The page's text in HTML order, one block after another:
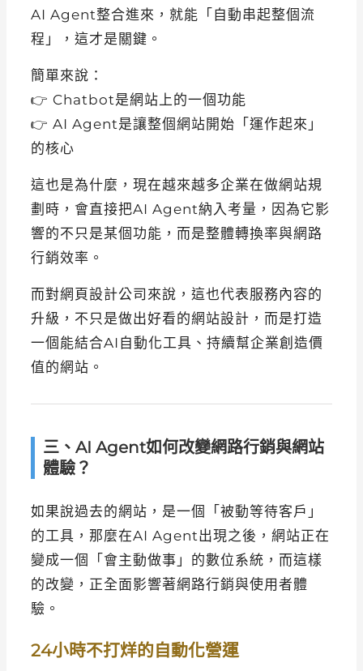
AI Agent整合進來，就能「自動串起整個流
程」，這才是關鍵。
簡單來說：
👉 Chatbot是網站上的一個功能
👉 AI Agent是讓整個網站開始「運作起來」
的核心
這也是為什麼，現在越來越多企業在做網站規
劃時，會直接把AI Agent納入考量，因為它影
響的不只是某個功能，而是整體轉換率與網路
行銷效率。
而對網頁設計公司來說，這也代表服務內容的
升級，不只是做出好看的網站設計，而是打造
一個能結合AI自動化工具、持續幫企業創造價
值的網站。
三、AI Agent如何改變網路行銷與網站
體驗？
如果說過去的網站，是一個「被動等待客戶」
的工具，那麼在AI Agent出現之後，網站正在
變成一個「會主動做事」的數位系統，而這樣
的改變，正全面影響著網路行銷與使用者體
驗。
24小時不打烊的自動化營運